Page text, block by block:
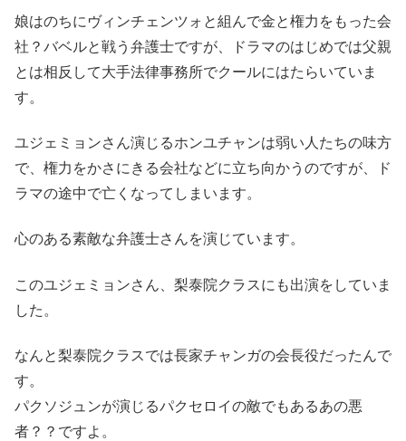
娘はのちにヴィンチェンツォと組んで金と権力をもった会
社？バベルと戦う弁護士ですが、ドラマのはじめでは父親
とは相反して大手法律事務所でクールにはたらいていま
す。
ユジェミョンさん演じるホンユチャンは弱い人たちの味方
で、権力をかさにきる会社などに立ち向かうのですが、ド
ラマの途中で亡くなってしまいます。
心のある素敵な弁護士さんを演じています。
このユジェミョンさん、梨泰院クラスにも出演をしていま
した。
なんと梨泰院クラスでは長家チャンガの会長役だったんで
す。
パクソジュンが演じるパクセロイの敵でもあるあの悪
者？？ですよ。